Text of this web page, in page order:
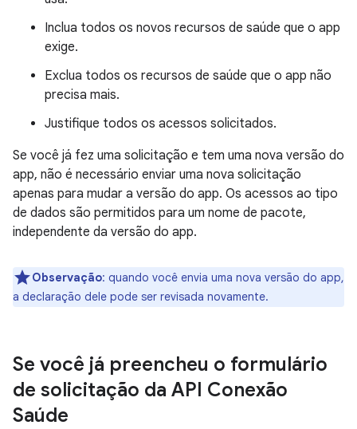
Inclua todos os novos recursos de saúde que o app
exige.
Exclua todos os recursos de saúde que o app não
precisa mais.
Justifique todos os acessos solicitados.
Se você já fez uma solicitação e tem uma nova versão do
app, não é necessário enviar uma nova solicitação
apenas para mudar a versão do app. Os acessos ao tipo
de dados são permitidos para um nome de pacote,
independente da versão do app.
Observação: quando você envia uma nova versão do app,
a declaração dele pode ser revisada novamente.
Se você já preencheu o formulário
de solicitação da API Conexão
Saúde